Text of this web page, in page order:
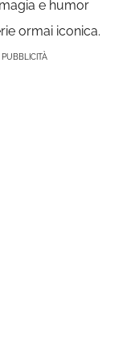
e humor
ormai iconica.